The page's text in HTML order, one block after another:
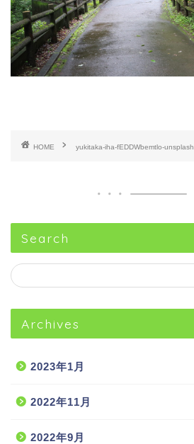
HOME yukitaka-iha-fEDDWbemtlo-unsplash
Search
Archives
2023年1月
2022年11月
2022年9月